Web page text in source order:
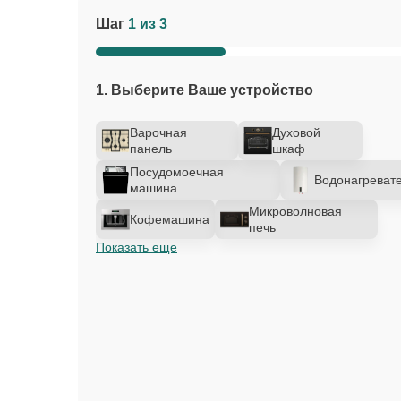
Шаг 1 из 3
1. Выберите Ваше устройство
Варочная
панель
Духовой
шкаф
Посудомоечная
машина
Кофемашина
Микроволновая
печь
Показать еще